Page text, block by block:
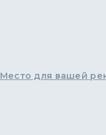
Место для вашей